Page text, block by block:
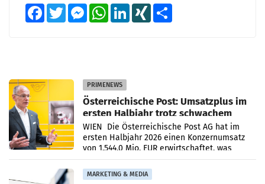
FacebookTwitter MessengerWhatsAppLinkedInXING
PRIMENEWS
Österreichische Post: Umsatzplus im
ersten Halbjahr trotz schwachem
Briefgeschäft
WIEN Die Österreichische Post AG hat im
ersten Halbjahr 2026 einen Konzernumsatz
von 1.544,0 Mio. EUR erwirtschaftet, was
einem Plus von 3,8 Prozent gegenüber dem
Vergleichszeitraum
MARKETING & MEDIA